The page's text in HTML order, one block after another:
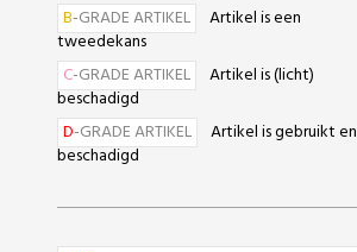
B-GRADE ARTIKEL
Artikel is een
tweedekans
C-GRADE ARTIKEL
Artikel is (licht)
beschadigd
D-GRADE ARTIKEL
Artikel is gebruikt en
beschadigd